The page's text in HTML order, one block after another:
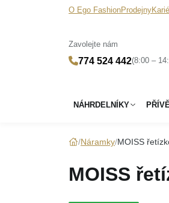
O Ego FashionProdejny
Zavolejte nám
774 524 442(8:00 –
NÁHRDELNÍKY
Náramky MOISS
MOISS